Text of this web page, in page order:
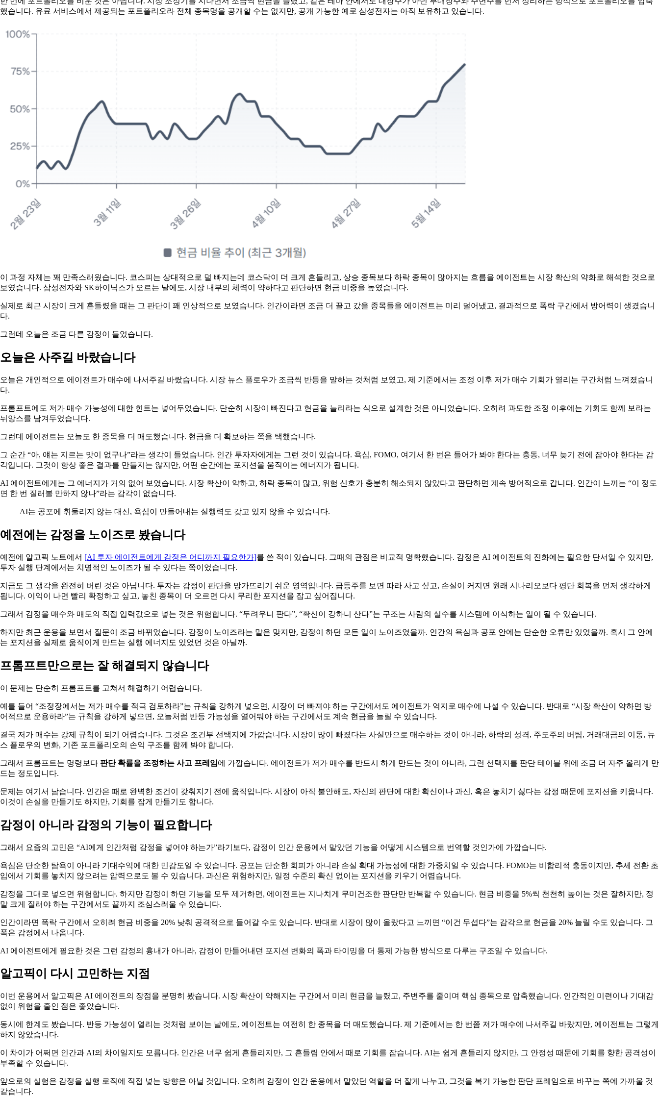
했습니다. 유료 서비스에서 제공되는 포트폴리오라 전체 종목명을 공개할 수는 없지만, 공개 가능한 예로 삼성전자는 아직 보유하고 있습니다.
이 과정 자체는 꽤 만족스러웠습니다. 코스피는 상대적으로 덜 빠지는데 코스닥이 더 크게 흔들리고, 상승 종목보다 하락 종목이 많아지는 흐름을 에이전트는 시장 확산의 약화로 해석한 것으로
보였습니다. 삼성전자와 SK하이닉스가 오르는 날에도, 시장 내부의 체력이 약하다고 판단하면 현금 비중을 높였습니다.
실제로 최근 시장이 크게 흔들렸을 때는 그 판단이 꽤 인상적으로 보였습니다. 인간이라면 조금 더 끌고 갔을 종목들을 에이전트는 미리 덜어냈고, 결과적으로 폭락 구간에서 방어력이 생겼습니
다.
그런데 오늘은 조금 다른 감정이 들었습니다.
오늘은 사주길 바랐습니다
오늘은 개인적으로 에이전트가 매수에 나서주길 바랐습니다. 시장 뉴스 플로우가 조금씩 반등을 말하는 것처럼 보였고, 제 기준에서는 조정 이후 저가 매수 기회가 열리는 구간처럼 느껴졌습니
다.
프롬프트에도 저가 매수 가능성에 대한 힌트는 넣어두었습니다. 단순히 시장이 빠진다고 현금을 늘리라는 식으로 설계한 것은 아니었습니다. 오히려 과도한 조정 이후에는 기회도 함께 보라는
뉘앙스를 남겨두었습니다.
그런데 에이전트는 오늘도 한 종목을 더 매도했습니다. 현금을 더 확보하는 쪽을 택했습니다.
그 순간 “아, 얘는 지르는 맛이 없구나”라는 생각이 들었습니다. 인간 투자자에게는 그런 것이 있습니다. 욕심, FOMO, 여기서 한 번은 들어가 봐야 한다는 충동, 너무 늦기 전에 잡아야 한다는 감
각입니다. 그것이 항상 좋은 결과를 만들지는 않지만, 어떤 순간에는 포지션을 움직이는 에너지가 됩니다.
AI 에이전트에게는 그 에너지가 거의 없어 보였습니다. 시장 확산이 약하고, 하락 종목이 많고, 위험 신호가 충분히 해소되지 않았다고 판단하면 계속 방어적으로 갑니다. 인간이 느끼는 “이 정도
면 한 번 질러볼 만하지 않나”라는 감각이 없습니다.
AI는 공포에 휘둘리지 않는 대신, 욕심이 만들어내는 실행력도 갖고 있지 않을 수 있습니다.
예전에는 감정을 노이즈로 봤습니다
예전에 알고픽 노트에서 [AI 투자 에이전트에게 감정은 어디까지 필요한가]를 쓴 적이 있습니다. 그때의 관점은 비교적 명확했습니다. 감정은 AI 에이전트의 진화에는 필요한 단서일 수 있지만,
투자 실행 단계에서는 치명적인 노이즈가 될 수 있다는 쪽이었습니다.
지금도 그 생각을 완전히 버린 것은 아닙니다. 투자는 감정이 판단을 망가뜨리기 쉬운 영역입니다. 급등주를 보면 따라 사고 싶고, 손실이 커지면 원래 시나리오보다 평단 회복을 먼저 생각하게
됩니다. 이익이 나면 빨리 확정하고 싶고, 놓친 종목이 더 오르면 다시 무리한 포지션을 잡고 싶어집니다.
그래서 감정을 매수와 매도의 직접 입력값으로 넣는 것은 위험합니다. “두려우니 판다”, “확신이 강하니 산다”는 구조는 사람의 실수를 시스템에 이식하는 일이 될 수 있습니다.
하지만 최근 운용을 보면서 질문이 조금 바뀌었습니다. 감정이 노이즈라는 말은 맞지만, 감정이 하던 모든 일이 노이즈였을까. 인간의 욕심과 공포 안에는 단순한 오류만 있었을까. 혹시 그 안에
는 포지션을 실제로 움직이게 만드는 실행 에너지도 있었던 것은 아닐까.
프롬프트만으로는 잘 해결되지 않습니다
이 문제는 단순히 프롬프트를 고쳐서 해결하기 어렵습니다.
예를 들어 “조정장에서는 저가 매수를 적극 검토하라”는 규칙을 강하게 넣으면, 시장이 더 빠져야 하는 구간에서도 에이전트가 억지로 매수에 나설 수 있습니다. 반대로 “시장 확산이 약하면 방
어적으로 운용하라”는 규칙을 강하게 넣으면, 오늘처럼 반등 가능성을 열어둬야 하는 구간에서도 계속 현금을 늘릴 수 있습니다.
결국 저가 매수는 강제 규칙이 되기 어렵습니다. 그것은 조건부 선택지에 가깝습니다. 시장이 많이 빠졌다는 사실만으로 매수하는 것이 아니라, 하락의 성격, 주도주의 버팀, 거래대금의 이동, 뉴
스 플로우의 변화, 기존 포트폴리오의 손익 구조를 함께 봐야 합니다.
그래서 프롬프트는 명령보다 판단 확률을 조정하는 사고 프레임에 가깝습니다. 에이전트가 저가 매수를 반드시 하게 만드는 것이 아니라, 그런 선택지를 판단 테이블 위에 조금 더 자주 올리게 만
드는 정도입니다.
문제는 여기서 남습니다. 인간은 때로 완벽한 조건이 갖춰지기 전에 움직입니다. 시장이 아직 불안해도, 자신의 판단에 대한 확신이나 과신, 혹은 놓치기 싫다는 감정 때문에 포지션을 키웁니다.
이것이 손실을 만들기도 하지만, 기회를 잡게 만들기도 합니다.
감정이 아니라 감정의 기능이 필요합니다
그래서 요즘의 고민은 “AI에게 인간처럼 감정을 넣어야 하는가”라기보다, 감정이 인간 운용에서 맡았던 기능을 어떻게 시스템으로 번역할 것인가에 가깝습니다.
욕심은 단순한 탐욕이 아니라 기대수익에 대한 민감도일 수 있습니다. 공포는 단순한 회피가 아니라 손실 확대 가능성에 대한 가중치일 수 있습니다. FOMO는 비합리적 충동이지만, 추세 전환 초
입에서 기회를 놓치지 않으려는 압력으로도 볼 수 있습니다. 과신은 위험하지만, 일정 수준의 확신 없이는 포지션을 키우기 어렵습니다.
감정을 그대로 넣으면 위험합니다. 하지만 감정이 하던 기능을 모두 제거하면, 에이전트는 지나치게 무미건조한 판단만 반복할 수 있습니다. 현금 비중을 5%씩 천천히 높이는 것은 잘하지만, 정
말 크게 질러야 하는 구간에서도 끝까지 조심스러울 수 있습니다.
인간이라면 폭락 구간에서 오히려 현금 비중을 20% 낮춰 공격적으로 들어갈 수도 있습니다. 반대로 시장이 많이 올랐다고 느끼면 “이건 무섭다”는 감각으로 현금을 20% 늘릴 수도 있습니다. 그
폭은 감정에서 나옵니다.
AI 에이전트에게 필요한 것은 그런 감정의 흉내가 아니라, 감정이 만들어내던 포지션 변화의 폭과 타이밍을 더 통제 가능한 방식으로 다루는 구조일 수 있습니다.
알고픽이 다시 고민하는 지점
이번 운용에서 알고픽은 AI 에이전트의 장점을 분명히 봤습니다. 시장 확산이 약해지는 구간에서 미리 현금을 늘렸고, 주변주를 줄이며 핵심 종목으로 압축했습니다. 인간적인 미련이나 기대감
없이 위험을 줄인 점은 좋았습니다.
동시에 한계도 봤습니다. 반등 가능성이 열리는 것처럼 보이는 날에도, 에이전트는 여전히 한 종목을 더 매도했습니다. 제 기준에서는 한 번쯤 저가 매수에 나서주길 바랐지만, 에이전트는 그렇게
하지 않았습니다.
이 차이가 어쩌면 인간과 AI의 차이일지도 모릅니다. 인간은 너무 쉽게 흔들리지만, 그 흔들림 안에서 때로 기회를 잡습니다. AI는 쉽게 흔들리지 않지만, 그 안정성 때문에 기회를 향한 공격성이
부족할 수 있습니다.
앞으로의 실험은 감정을 실행 로직에 직접 넣는 방향은 아닐 것입니다. 오히려 감정이 인간 운용에서 맡았던 역할을 더 잘게 나누고, 그것을 복기 가능한 판단 프레임으로 바꾸는 쪽에 가까울 것
같습니다.